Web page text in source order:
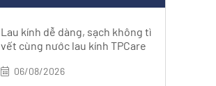
Lau kính dễ dàng, sạch không tì
vết cùng nước lau kính TPCare
06/08/2026